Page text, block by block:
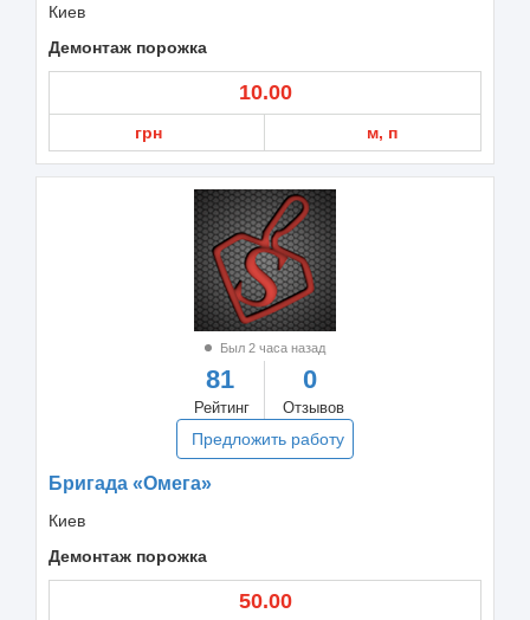
Киев
Демонтаж порожка
10.00
грн м, п
Был 2 часа назад
81
Рейтинг
0
Отзывов
Предложить работу
Бригада «Омега»
Киев
Демонтаж порожка
50.00